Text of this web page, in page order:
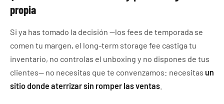
propia
Si ya has tomado la decisión —los fees de temporada se
comen tu margen, el long-term storage fee castiga tu
inventario, no controlas el unboxing y no dispones de tus
clientes— no necesitas que te convenzamos: necesitas un
sitio donde aterrizar sin romper las ventas